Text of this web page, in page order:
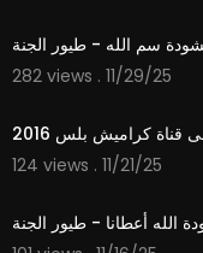
سم الله - طيور الجنة
282 views . 11/29/25
كراميش بلس 2016
124 views . 11/21/25
الله أعطانا - طيور الجنة